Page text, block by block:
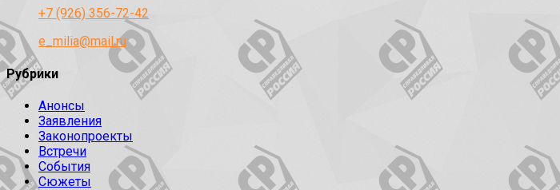
+7 (926) 356-72-42
e_milia@mail.ru
Рубрики
Анонсы
Заявления
Законопроекты
Встречи
События
Сюжеты